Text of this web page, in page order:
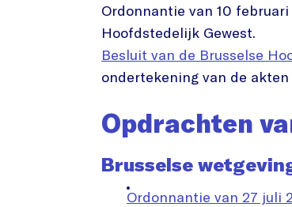
Ordonnantie van 10
Hoofdstedelijk Gewest.
Besluit van de Brusselse
ondertekening van de
Opdrachten
Brusselse
Ordonnantie van 27 juli